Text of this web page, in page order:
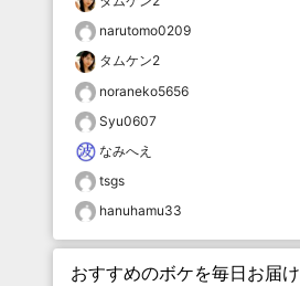
narutomo0209
タムケン2
noraneko5656
Syu0607
なみへえ
tsgs
hanuhamu33
おすすめのボケを毎日お届け